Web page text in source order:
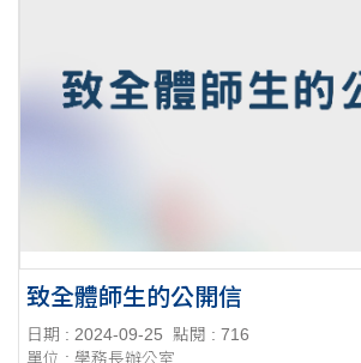
致全體師生的公開信
日期 : 2024-09-25
點閱 : 716
單位 : 學務長辦公室